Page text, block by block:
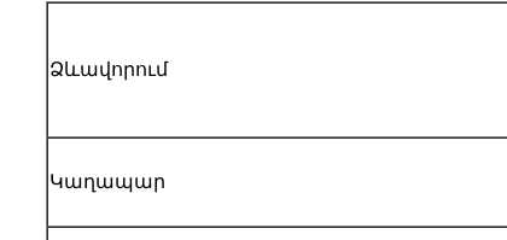
Ձևավորում
Կաղապար